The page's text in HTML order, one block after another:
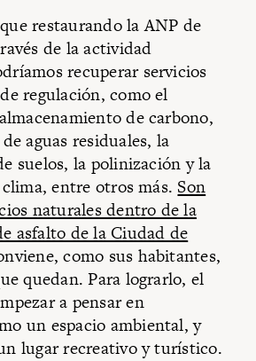
restaurando la ANP de
de la actividad
recuperar servicios
regulación, como el
de carbono,
aguas residuales, la
suelos, la polinización y la
entre otros más. Son
naturales dentro de la
asfalto de la Ciudad de
como sus habitantes,
quedan. Para lograrlo, el
a pensar en
un espacio ambiental, y
lugar recreativo y turístico.